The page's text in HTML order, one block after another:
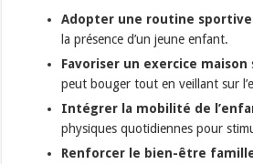
Adopter une routine sportive
la présence d’un jeune enfant.
Favoriser un exercice maison
peut bouger tout en veillant sur
Intégrer la mobilité de
physiques quotidiennes pour
Renforcer le bien-être